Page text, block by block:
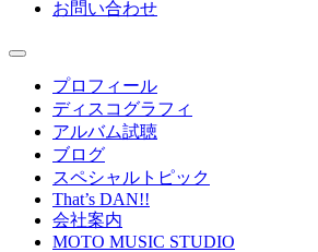
お問い合わせ
プロフィール
ディスコグラフィ
アルバム試聴
ブログ
スペシャルトピック
That’s DAN!!
会社案内
MOTO MUSIC STUDIO